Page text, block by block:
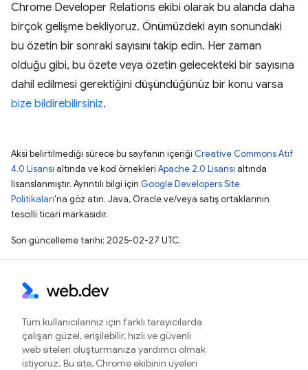
Chrome Developer Relations ekibi olarak bu alanda daha
birçok gelişme bekliyoruz. Önümüzdeki ayın sonundaki
bu özetin bir sonraki sayısını takip edin. Her zaman
olduğu gibi, bu özete veya özetin gelecekteki bir sayısına
dahil edilmesi gerektiğini düşündüğünüz bir konu varsa
bize bildirebilirsiniz.
Aksi belirtilmediği sürece bu sayfanın içeriği Creative Commons Atıf
4.0 Lisansı altında ve kod örnekleri Apache 2.0 Lisansı altında
lisanslanmıştır. Ayrıntılı bilgi için Google Developers Site
Politikaları'na göz atın. Java, Oracle ve/veya satış ortaklarının
tescilli ticari markasıdır.
Son güncelleme tarihi: 2025-02-27 UTC.
Tüm kullanıcılarınız için farklı tarayıcılarda
çalışan güzel, erişilebilir, hızlı ve güvenli
web siteleri oluşturmanıza yardımcı olmak
istiyoruz. Bu site, Chrome ekibinin üyeleri